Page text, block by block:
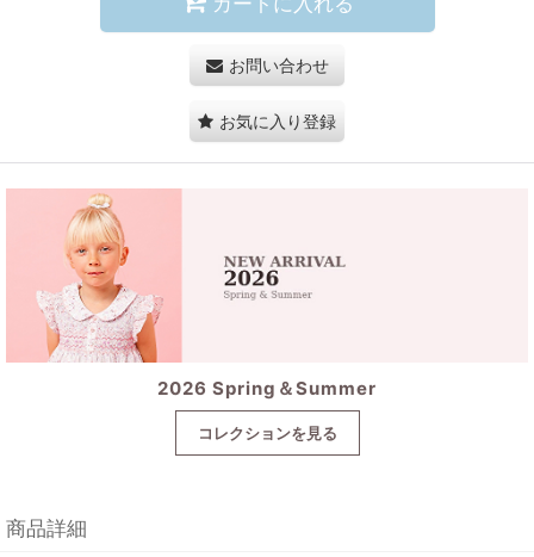
お問い合わせ
お気に入り登録
2026 Spring＆Summer
コレクションを見る
商品詳細